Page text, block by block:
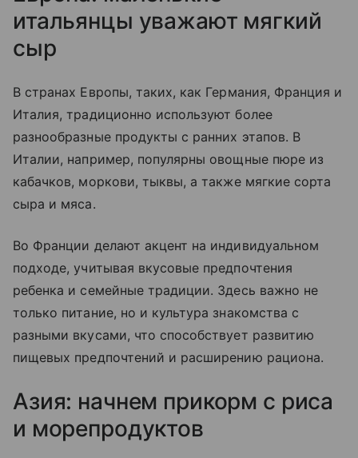
итальянцы уважают мягкий
сыр
В странах Европы, таких, как Германия, Франция и
Италия, традиционно используют более
разнообразные продукты с ранних этапов. В
Италии, например, популярны овощные пюре из
кабачков, моркови, тыквы, а также мягкие сорта
сыра и мяса.
Во Франции делают акцент на индивидуальном
подходе, учитывая вкусовые предпочтения
ребенка и семейные традиции. Здесь важно не
только питание, но и культура знакомства с
разными вкусами, что способствует развитию
пищевых предпочтений и расширению рациона.
Азия: начнем прикорм с риса
и морепродуктов